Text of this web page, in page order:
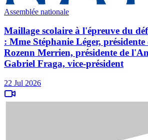
Assemblée nationale
Maillage scolaire à l'épreuve du
: Mme Stéphanie Léger,
Rozenn Merrien, présidente de
Gabriel Fraga, vice-président
22 Jul 2026